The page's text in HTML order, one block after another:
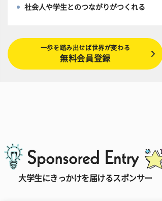
社会人や学生とのつながりがつくれる
一歩を踏み出せば世界が変わる
無料会員登録
大学生にきっかけを届けるスポンサー